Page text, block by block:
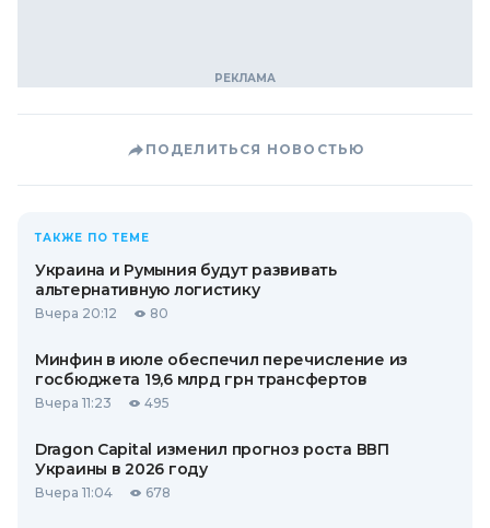
ПОДЕЛИТЬСЯ НОВОСТЬЮ
ТАКЖЕ ПО ТЕМЕ
Украина и Румыния будут развивать
альтернативную логистику
Вчера 20:12 80
Минфин в июле обеспечил перечисление из
госбюджета 19,6 млрд грн трансфертов
Вчера 11:23 495
Dragon Capital изменил прогноз роста ВВП
Украины в 2026 году
Вчера 11:04 678